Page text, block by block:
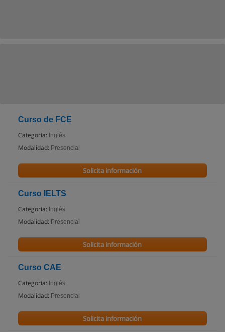
Curso de FCE
Categoría: Inglés
Modalidad: Presencial
Solicita información
Curso IELTS
Categoría: Inglés
Modalidad: Presencial
Solicita información
Curso CAE
Categoría: Inglés
Modalidad: Presencial
Solicita información